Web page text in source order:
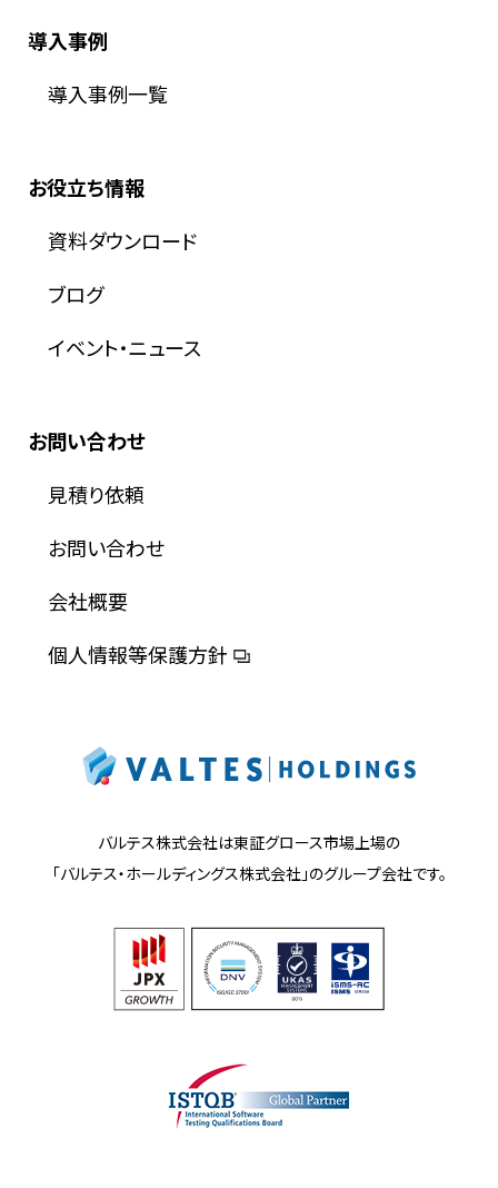
導入事例
導入事例一覧
お役立ち情報
資料ダウンロード
ブログ
イベント・ニュース
お問い合わせ
見積り依頼
お問い合わせ
会社概要
個人情報等保護方針
バルテス株式会社は東証グロース市場上場の
「バルテス・ホールディングス株式会社」のグループ会社です。